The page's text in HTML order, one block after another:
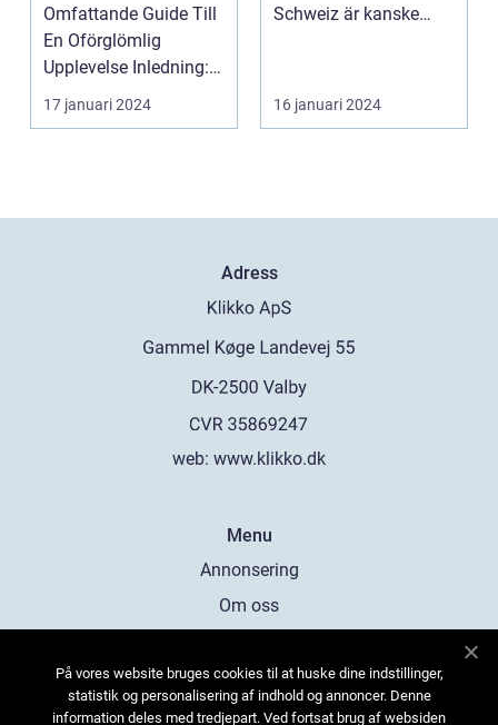
Omfattande Guide Till
En Oförglömlig
Upplevelse Inledning:
Italien, ett land...
17 januari 2024
Schweiz är kanske
16 januari 2024
Adress
web: www.klikko.dk
Menu
Annonsering
Om oss
Kontakta oss
Sitemap
På vores website bruges cookies til at huske dine indstillinger,
statistik og personalisering af indhold og annoncer. Denne
information deles med tredjepart. Ved fortsat brug af websiden